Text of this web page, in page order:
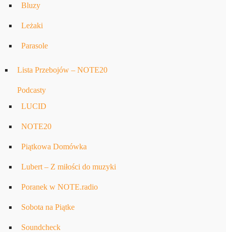
Bluzy
Leżaki
Parasole
Lista Przebojów – NOTE20
Podcasty
LUCID
NOTE20
Piątkowa Domówka
Lubert – Z miłości do muzyki
Poranek w NOTE.radio
Sobota na Piątke
Soundcheck